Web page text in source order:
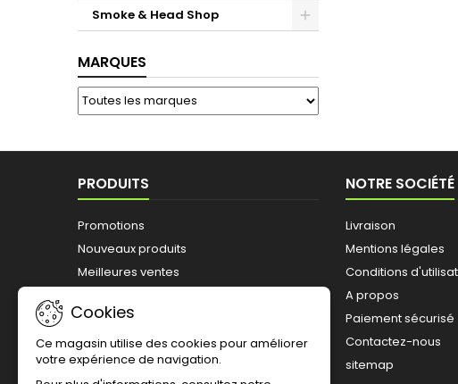
Smoke & Head Shop
MARQUES
PRODUITS
Promotions
Nouveaux produits
Meilleures ventes
NOTRE SOCIÉTÉ
Livraison
Mentions légales
Conditions
A propos
Paiement sécurisé
Contactez-nous
sitemap
Cookies
Ce magasin utilise des cookies pour améliorer
votre expérience de navigation.